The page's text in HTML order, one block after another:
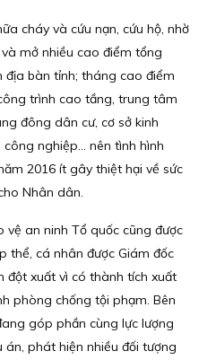
cháy và cứu nạn, cứu hộ, nhờ
mở nhiều cao điểm tổng
bàn tỉnh; tháng cao điểm
trình cao tầng, trung tâm
đông dân cư, cơ sở kinh
nghiệp… nên tình hình
2016 ít gây thiệt hại về sức
Nhân dân.
an ninh Tổ quốc cũng được
thể, cá nhân được Giám đốc
đột xuất vì có thành tích xuất
phòng chống tội phạm. Bên
góp phần cùng lực lượng
phát hiện nhiều đối tượng